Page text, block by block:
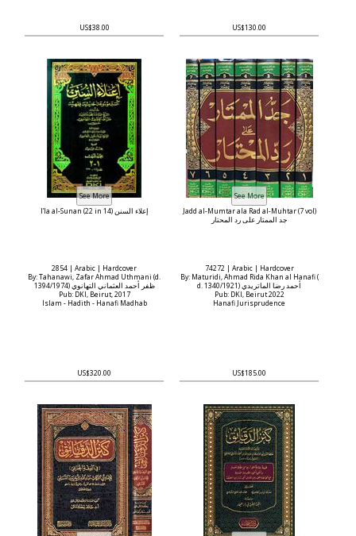
US$38.00 US$130.00
I’la al-Sunan (22 in 14) إعلاء السنن
2854 | Arabic | Hardcover
By: Tahanawi, Zafar Ahmad Uthmani (d.
1394/1974) ظفر أحمد العثماني التهانوي
Pub: DKI, Beirut, 2017
Islam - Hadith - Hanafi Madhab
US$320.00
Jadd al-Mumtar ala Rad al-Muhtar (7 vol)
جد الممتار على رد المحتار
74272 | Arabic | Hardcover
By: Maturidi, Ahmad Rida Khan al Hanafi (
d. 1340/1921) أحمد رضا الماتريدي
Pub: DKI, Beirut 2022
Hanafi Jurisprudence
US$185.00